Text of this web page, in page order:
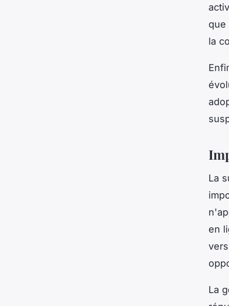
que
la
La
en
La